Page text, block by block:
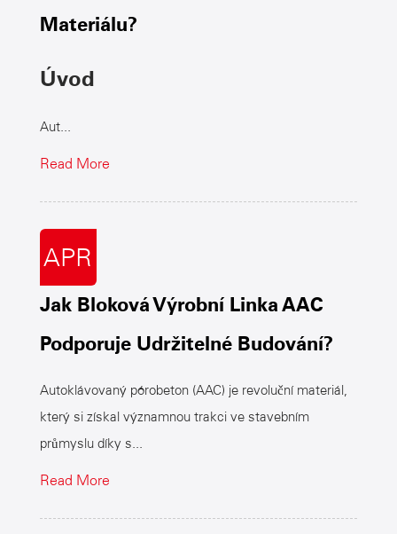
Materiálu?
Úvod
Aut...
Read More
APR
Jak Bloková Výrobní Linka AAC
Podporuje Udržitelné Budování?
Autoklávovaný pórobeton (AAC) je revoluční materiál,
který si získal významnou trakci ve stavebním
průmyslu díky s...
Read More